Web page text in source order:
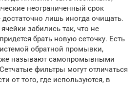
неограниченный срок
лишь иногда очищать.
забились так, что не
брать новую сеточку. Есть
обратной промывки,
называют самопромывными
фильтры могут отличаться
от того, где используются, в